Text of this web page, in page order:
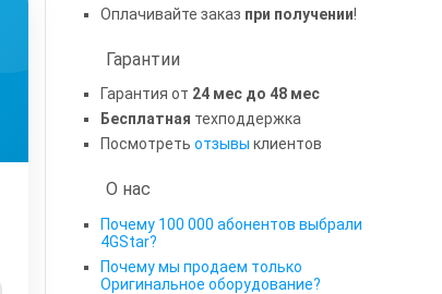
Оплачивайте заказ при получении!
Гарантии
Гарантия от 24 мес до 48 мес
Бесплатная техподдержка
Посмотреть отзывы клиентов
О нас
Почему 100 000 абонентов выбрали
4GStar?
Почему мы продаем только
Оригинальное оборудование?